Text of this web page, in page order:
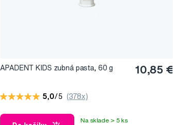
APADENT KIDS zubná pasta, 60 g 10,85 €
5,0/5 (378x)
Na sklade > 5 ks